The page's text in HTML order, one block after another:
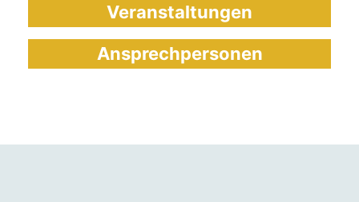
Veranstaltungen
Ansprechpersonen